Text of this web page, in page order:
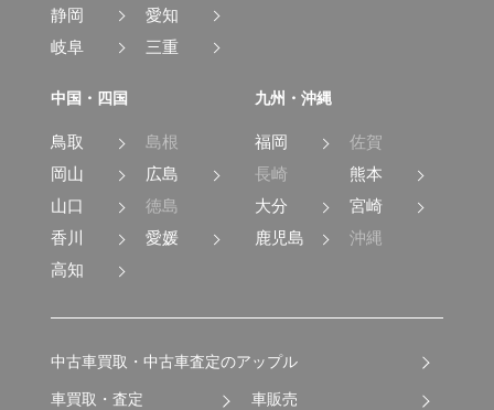
静岡
愛知
岐阜
三重
中国・四国
鳥取
島根
岡山
広島
山口
徳島
香川
愛媛
高知
九州・沖縄
福岡
佐賀
長崎
熊本
大分
宮崎
鹿児島
沖縄
中古車買取・中古車査定のアップル
車買取・査定 車販売